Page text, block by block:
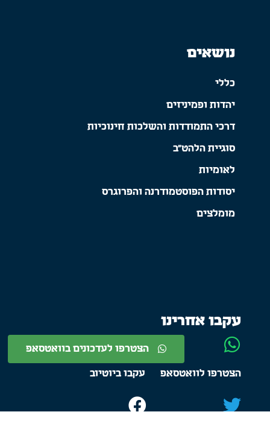
נושאים
כללי
יהדות ופמיניזים
דרכי התמודדות והשלכות חינוכיות
סוגיית הלהט"ב
לאומיות
יסודות הפוסטמודרנה והפרוגרס
מומלצים
עקבו אחרינו
הצטרפו לוואטסאפ עקבו ביוטיוב
הצטרפו לעדכונים בוואטסאפ